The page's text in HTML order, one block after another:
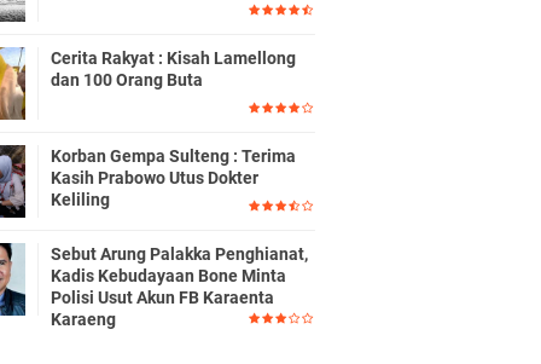
Cerita Rakyat : Kisah Lamellong
dan 100 Orang Buta
Korban Gempa Sulteng : Terima
Kasih Prabowo Utus Dokter
Keliling
Sebut Arung Palakka Penghianat,
Kadis Kebudayaan Bone Minta
Polisi Usut Akun FB Karaenta
Karaeng